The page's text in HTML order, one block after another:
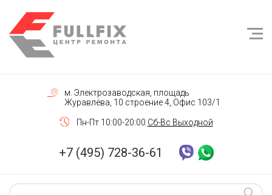
м. Электрозаводская, площадь
Журавлёва, 10 строение 4, Офис 103/1
Пн-Пт 10:00-20:00 Сб-Вс Выходной
+7 (495) 728-36-61